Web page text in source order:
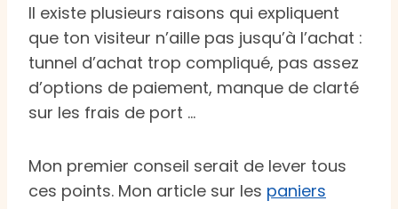
Il existe plusieurs raisons qui expliquent
que ton visiteur n’aille pas jusqu’à l’achat :
tunnel d’achat trop compliqué, pas assez
d’options de paiement, manque de clarté
sur les frais de port …
Mon premier conseil serait de lever tous
ces points. Mon article sur les paniers